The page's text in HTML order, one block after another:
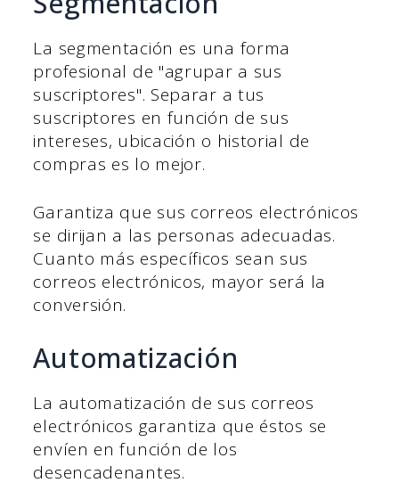
La segmentación es una forma
profesional de "agrupar a sus
suscriptores". Separar a tus
suscriptores en función de sus
intereses, ubicación o historial de
compras es lo mejor.
Garantiza que sus correos electrónicos
se dirijan a las personas adecuadas.
Cuanto más específicos sean sus
correos electrónicos, mayor será la
conversión.
Automatización
La automatización de sus correos
electrónicos garantiza que éstos se
envíen en función de los
desencadenantes.